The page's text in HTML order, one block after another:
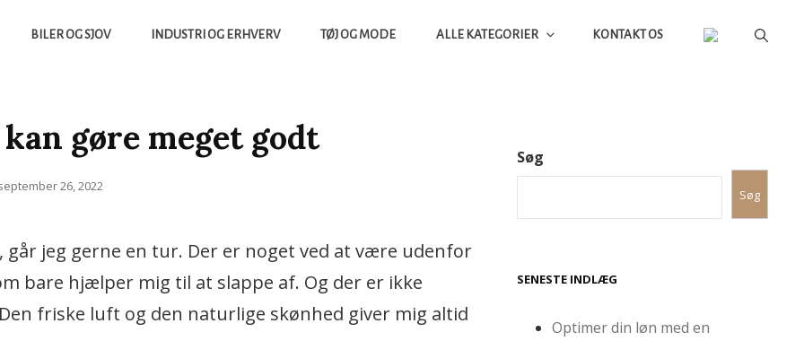
Fra Tech Verdenen Og Meget Mere
BILER OG SJOV INDUSTRI OG ERHVERV TØJ OG MODE ALLE KATEGORIER KONTAKT OS
gøre meget godt
26, 2022
jeg gerne en tur. Der er noget ved at være udenfor
bare hjælper mig til at slappe af. Og der er ikke
friske luft og den naturlige skønhed giver mig altid
Søg
Søg
SENESTE INDLÆG
Optimer din løn med en